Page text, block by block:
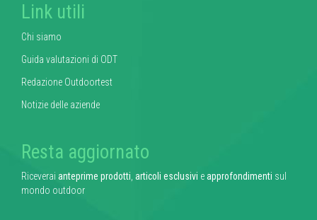
Link utili
Chi siamo
Guida valutazioni di ODT
Redazione Outdoortest
Notizie delle aziende
Resta aggiornato
Riceverai anteprime prodotti articoli esclusivi eapprofondimenti sul
mondo outdoor